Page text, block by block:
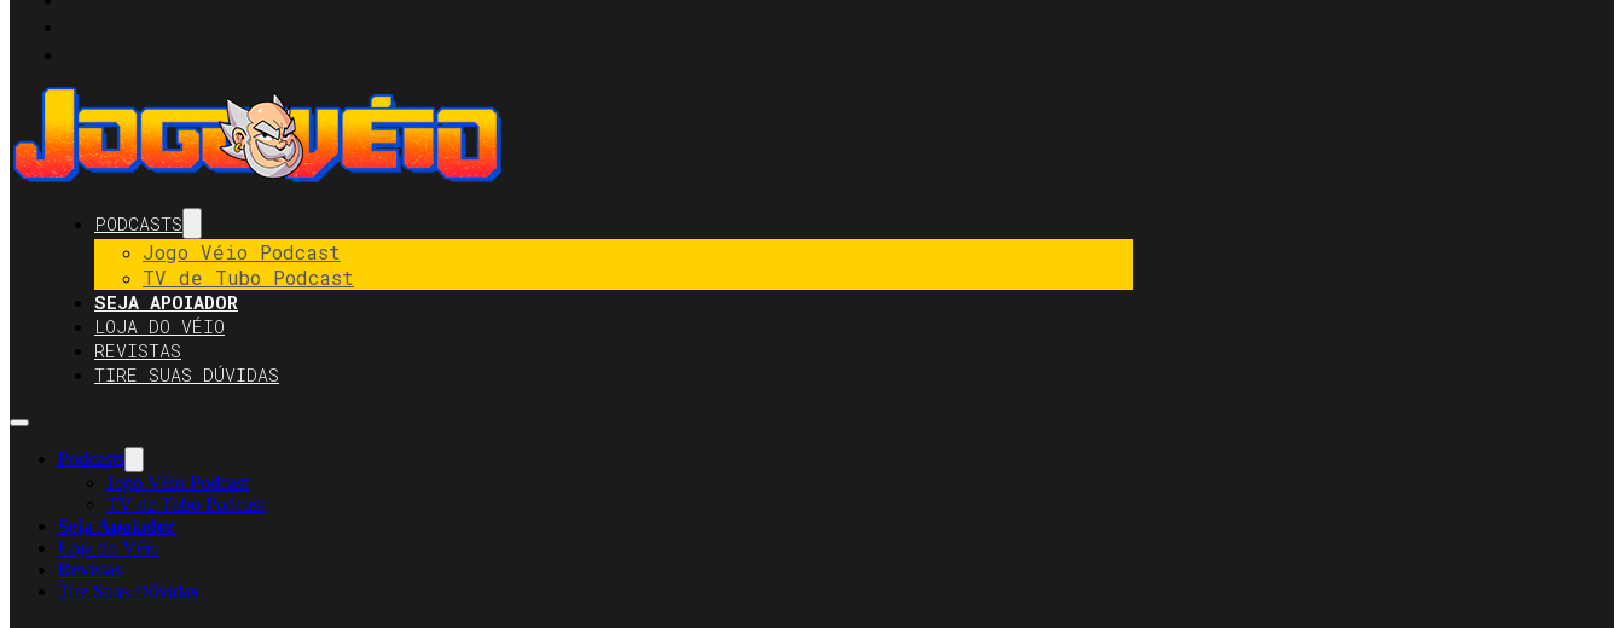
PODCASTS
Jogo Véio Podcast
TV de Tubo Podcast
SEJA APOIADOR
LOJA DO VÉIO
REVISTAS
TIRE SUAS DÚVIDAS
Podcasts
Jogo Véio Podcast
TV de Tubo Podcast
Seja Apoiador
Loja do Véio
Revistas
Tire Suas Dúvidas